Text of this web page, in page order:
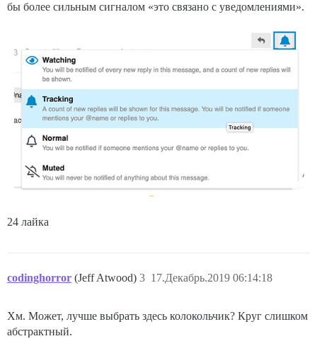
бы более сильным сигналом «это связано с уведомлениями».
24 лайка
codinghorror (Jeff Atwood) 17.Декабрь.2019 06:14:18
3
Хм. Может, лучше выбрать здесь колокольчик? Круг слишком
абстрактный.